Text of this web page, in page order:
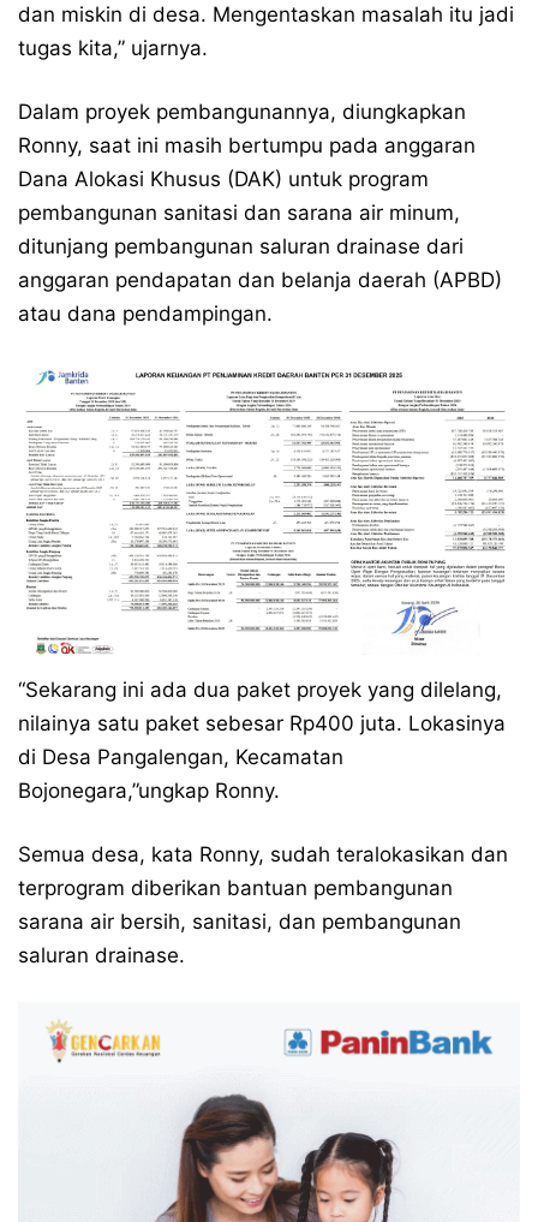
dan miskin di desa. Mengentaskan masalah itu jadi
tugas kita,” ujarnya.
Dalam proyek pembangunannya, diungkapkan
Ronny, saat ini masih bertumpu pada anggaran
Dana Alokasi Khusus (DAK) untuk program
pembangunan sanitasi dan sarana air minum,
ditunjang pembangunan saluran drainase dari
anggaran pendapatan dan belanja daerah (APBD)
atau dana pendampingan.
“Sekarang ini ada dua paket proyek yang dilelang,
nilainya satu paket sebesar Rp400 juta. Lokasinya
di Desa Pangalengan, Kecamatan
Bojonegara,”ungkap Ronny.
Semua desa, kata Ronny, sudah teralokasikan dan
terprogram diberikan bantuan pembangunan
sarana air bersih, sanitasi, dan pembangunan
saluran drainase.